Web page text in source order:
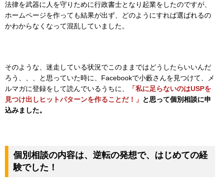
法律を武器に人を守りために行政書士となり起業をしたのですが、
ホームページを作っても結果が出ず、どのようにすれば選ばれるの
かわからなくなって混乱していました。
そのような、迷走している状況でこのままではどうしたらいいんだ
ろう、、、と思っていた時に、Facebookで小藪さんを見つけて、メ
ルマガに登録をして読んでいるうちに、
「私に足らないのはUSPを
見つけ出しヒットパターンを作ることだ！」 と思って個別相談に申
込みました。
個別相談の内容は、逆転の発想で、はじめての経
験でした！